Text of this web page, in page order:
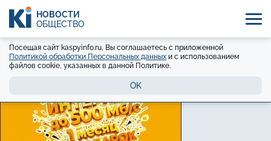
НОВОСТИ
ОБЩЕСТВО
Посещая сайт kaspyinfo.ru, Вы соглашаетесь с приложенной
Политикой обработки Персональных данных и с использованием
файлов cookie, указанных в данной Политике.
OK